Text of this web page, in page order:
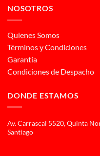
NOSOTROS
Quienes Somos
Términos y Condiciones
Garantía
Condiciones de Despacho
DONDE ESTAMOS
Av. Carrascal 5520, Quinta
Santiago